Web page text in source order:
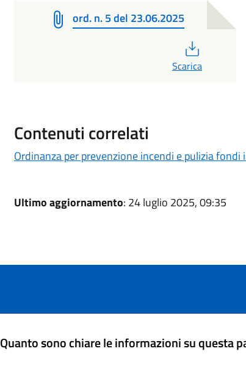
ord. n. 5 del 23.06.2025
Scarica
Contenuti correlati
Ordinanza per prevenzione incendi e pulizia
Ultimo aggiornamento: 24 luglio 2025, 09:35
Quanto sono chiare le informazioni su questa